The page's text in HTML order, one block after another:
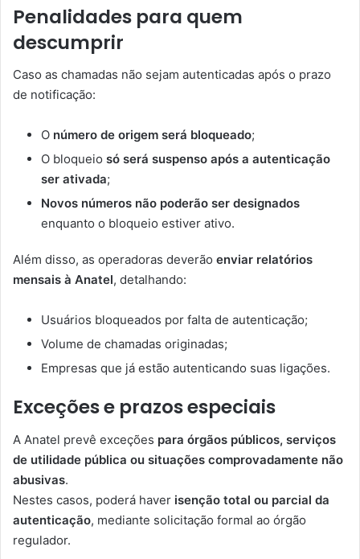
Penalidades para quem
descumprir
Caso as chamadas não sejam autenticadas após o prazo
de notificação:
O número de origem será bloqueado;
O bloqueio só será suspenso após a autenticação
ser ativada;
Novos números não poderão ser designados
enquanto o bloqueio estiver ativo.
Além disso, as operadoras deverão enviar relatórios
mensais à Anatel, detalhando:
Usuários bloqueados por falta de autenticação;
Volume de chamadas originadas;
Empresas que já estão autenticando suas ligações.
Exceções e prazos especiais
A Anatel prevê exceções para órgãos públicos, serviços
de utilidade pública ou situações comprovadamente não
abusivas.
Nestes casos, poderá haver isenção total ou parcial da
autenticação, mediante solicitação formal ao órgão
regulador.